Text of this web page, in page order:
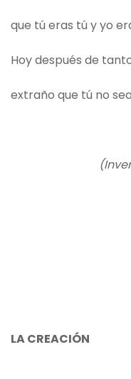
que tú eras tú y yo
Hoy después de
extraño que tú no
LA CREACIÓN